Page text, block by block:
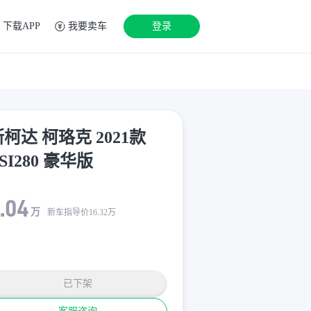
下载APP 我要卖车 登录
柯达 柯珞克 2021款
豪华版
万 新车指导价16.32万
已下架